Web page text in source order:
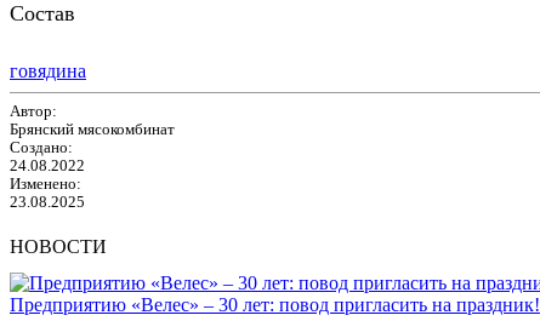
Состав
говядина
Автор:
Брянский мясокомбинат
Создано:
24.08.2022
Изменено:
23.08.2025
НОВОСТИ
Предприятию «Велес» – 30 лет: повод пригласить на праздник!